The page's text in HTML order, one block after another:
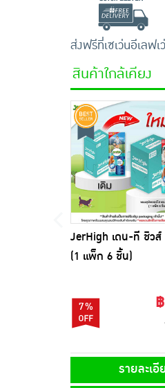
ส่งฟรีที่เซเว่นอีเลฟเ
สินค้าใกล้เคียง
JerHigh เดน-ที ชิวส์
(1 แพ็ก 6 ชิ้น)
7%
รายละเอี